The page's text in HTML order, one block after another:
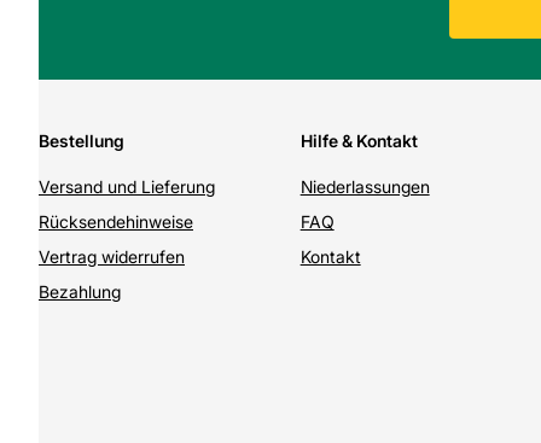
Bestellung
Versand und Lieferung
Rücksendehinweise
Vertrag widerrufen
Bezahlung
Hilfe & Kontakt
Niederlassungen
FAQ
Kontakt